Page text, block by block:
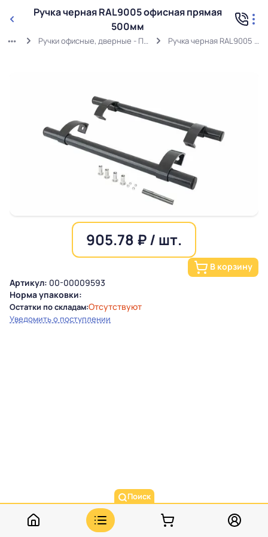
Ручка черная RAL9005 офисная прямая
500мм
Ручки офисные, дверные - Прямые (штанга - круглая) Ручка черная RAL9005 офисная прямая 500мм
905.78 ₽ / шт.
В корзину
Артикул: 00-00009593
Норма упаковки:
Остатки по складам:Отсутствуют
Уведомить о поступлении
Поиск